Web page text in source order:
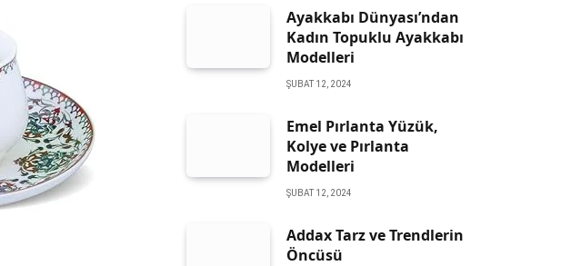
Ayakkabı Dünyası’ndan
Kadın Topuklu Ayakkabı
Modelleri
ŞUBAT 12, 2024
Emel Pırlanta Yüzük,
Kolye ve Pırlanta
Modelleri
ŞUBAT 12, 2024
Addax Tarz ve Trendlerin
Öncüsü